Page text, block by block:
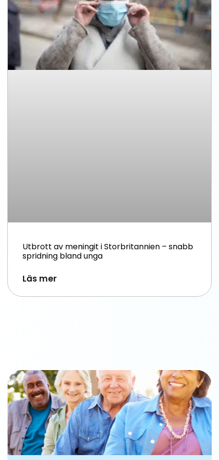
Utbrott av meningit i Storbritannien – snabb
spridning bland unga
Läs mer